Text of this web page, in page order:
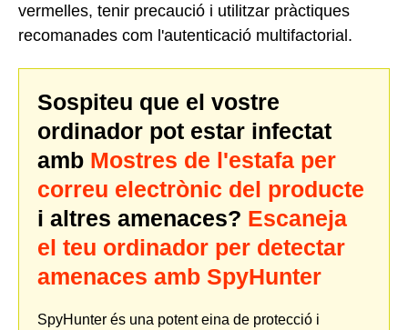
vermelles, tenir precaució i utilitzar pràctiques
recomanades com l'autenticació multifactorial.
Sospiteu que el vostre
ordinador pot estar infectat
amb Mostres de l'estafa per
correu electrònic del producte
i altres amenaces? Escaneja
el teu ordinador per detectar
amenaces amb SpyHunter
SpyHunter és una potent eina de protecció i